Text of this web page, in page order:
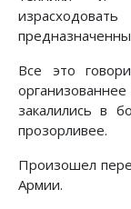
Все это
закалились в
прозорливее.
Произошел
Армии.